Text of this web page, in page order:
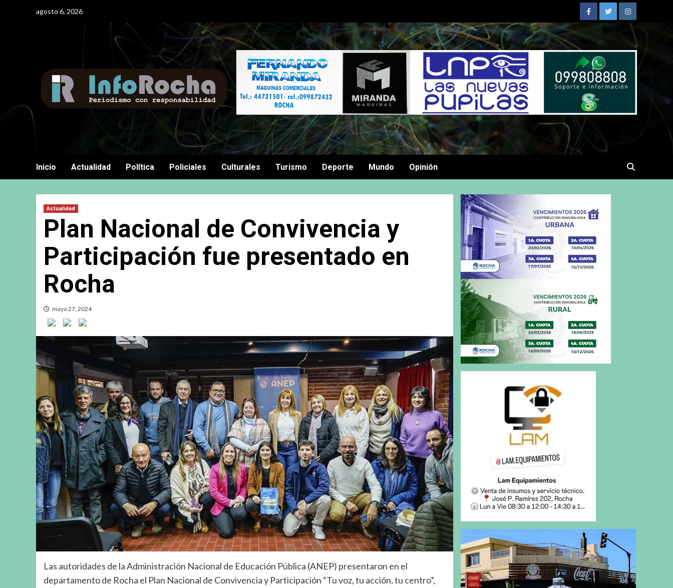
agosto 6, 2026
FacebookTwitterInstagram
Inicio Actualidad Política Policiales Culturales Turismo Deporte Mundo Opinión
Actualidad
Plan Nacional de Convivencia y
Participación fue presentado en
Rocha
mayo 27, 2024
Las autoridades de la Administración Nacional de Educación Pública (ANEP) presentaron en el
departamento de Rocha el Plan Nacional de Convivencia y Participación “Tu voz, tu acción, tu centro”,